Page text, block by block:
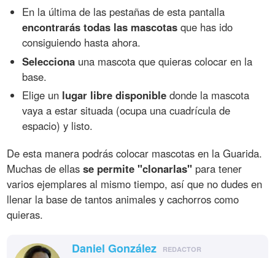
En la última de las pestañas de esta pantalla
encontrarás todas las mascotas que has ido
consiguiendo hasta ahora.
Selecciona una mascota que quieras colocar en la
base.
Elige un lugar libre disponible donde la mascota
vaya a estar situada (ocupa una cuadrícula de
espacio) y listo.
De esta manera podrás colocar mascotas en la Guarida.
Muchas de ellasse permite "clonarlas" para tener
varios ejemplares al mismo tiempo, así que no dudes en
llenar la base de tantos animales y cachorros como
quieras.
Daniel González REDACTOR